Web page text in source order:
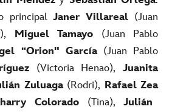
principalJaner Villareal (Juan
Miguel Tamayo (Juan Pablo
“Orion" García(Juan Pablo
(Victoria Henao),Juanita
Zuluaga(Rodri), Rafael Zea
Colorado (Tina),Julián